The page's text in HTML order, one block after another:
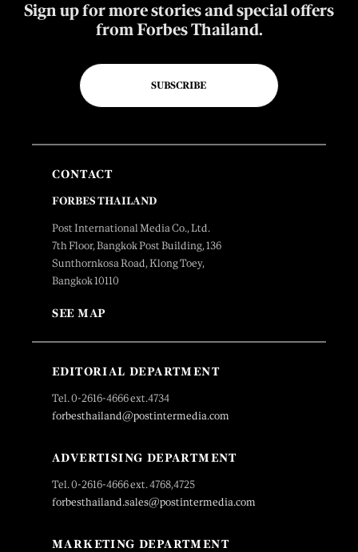
Sign up for more stories and special offers
from Forbes Thailand.
SUBSCRIBE
CONTACT
FORBES THAILAND
Post International Media Co., Ltd.
7th Floor, Bangkok Post Building, 136
Sunthornkosa Road, Klong Toey,
Bangkok 10110
SEE MAP
EDITORIAL DEPARTMENT
Tel. 0-2616-4666 ext.4734
forbesthailand@postintermedia.com
ADVERTISING DEPARTMENT
Tel. 0-2616-4666 ext. 4768,4725
forbesthailand.sales@postintermedia.com
MARKETING DEPARTMENT